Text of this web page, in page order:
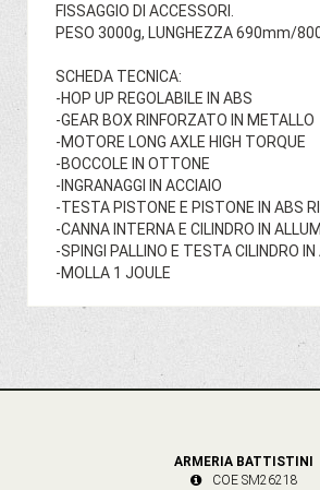
FISSAGGIO DI ACCESSORI.
PESO 3000g, LUNGHEZZA 690mm/
SCHEDA TECNICA:
-HOP UP REGOLABILE IN ABS
-GEAR BOX RINFORZATO IN METALLO
-MOTORE LONG AXLE HIGH TORQUE
-BOCCOLE IN OTTONE
-INGRANAGGI IN ACCIAIO
-TESTA PISTONE E PISTONE IN ABS
-CANNA INTERNA E CILINDRO IN
-SPINGI PALLINO E TESTA CILINDRO IN
-MOLLA 1 JOULE
ARMERIA BATTISTINI
COE SM26218